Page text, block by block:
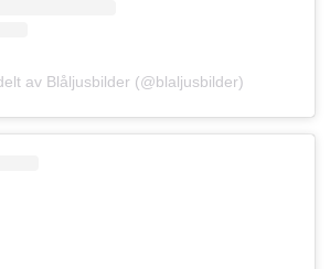
av Blåljusbilder (@blaljusbilder)